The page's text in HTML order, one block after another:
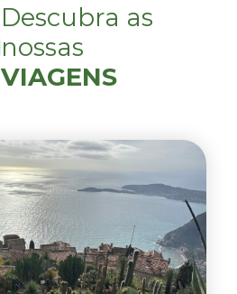
Descubra as
nossas
VIAGENS